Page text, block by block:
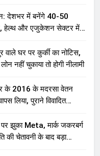
देशभर में बनेंगे 40-50
हेल्थ और एजुकेशन सेक्टर में
वाले घर पर कुर्की का नोटिस,
नहीं चुकाया तो होगी नीलामी
के 2016 के मदरसा वेतन
लिया, पुराने विवादित
पर झुका Meta, मार्क जकरबर्ग
की चेतावनी के बाद बड़ा